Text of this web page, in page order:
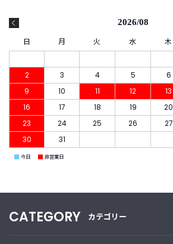
2026/08
日 月 火 水 木
2
3 4 5 6
9
10 11 12 13
16
17 18 19 20
23
24 25 26 27
30
31
■ 今日 ■ 非営業日
CATEGORY カテゴリー